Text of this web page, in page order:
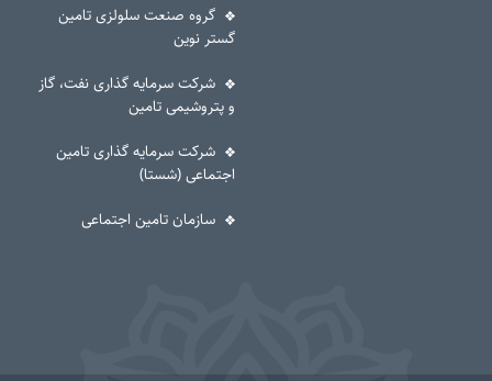
گروه صنعت سلولزی تامین
گستر نوین
شرکت سرمایه گذاری نفت، گاز
و پتروشیمی تامین
شرکت سرمایه گذاری تامین
اجتماعی (شستا)
سازمان تامین اجتماعی